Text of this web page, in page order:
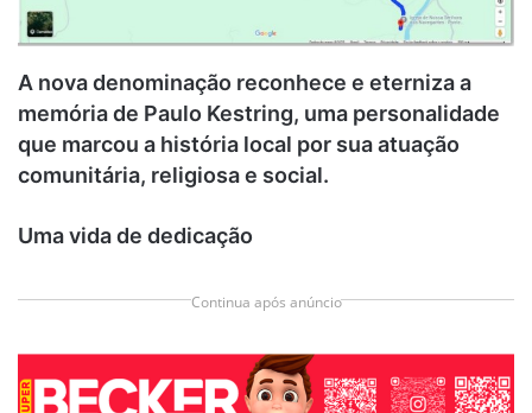
A nova denominação reconhece e eterniza a
memória de Paulo Kestring, uma personalidade
que marcou a história local por sua atuação
comunitária, religiosa e social.
Uma vida de dedicação
Continua após anúncio